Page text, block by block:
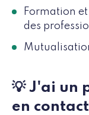
Formation
des
💡 J'ai un
en contact